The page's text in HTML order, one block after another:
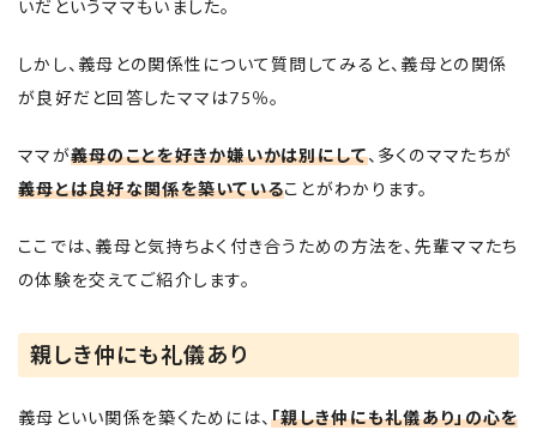
いだというママもいました。
しかし、義母との関係性について質問してみると、義母との関係
が良好だと回答したママは75％。
ママが義母のことを好きか嫌いかは別にして、多くのママたちが
義母とは良好な関係を築いていることがわかります。
ここでは、義母と気持ちよく付き合うための方法を、先輩ママたち
の体験を交えてご紹介します。
親しき仲にも礼儀あり
義母といい関係を築くためには、「親しき仲にも礼儀あり」の心を